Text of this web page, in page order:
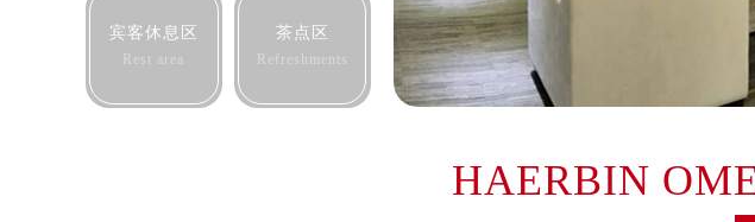
石家庄市长安区中山东路39号勒泰中心写字楼B座13层07室（需
西安市碑林区南关正街88号华侨城长安国际中心E座6楼10室（
海口市龙华区金贸东路5号海口华润大厦B座17层1707室（需提
唐山市路南区新华东道100号万达广场写字楼A座10层1002室
内蒙古自治区呼和浩特市玉泉区大学西街70号华润万象城写字
甘肃省兰州市七里河区西津西路16号兰州中心写字楼21层2102
宾客休息区
Rest area
茶点区
Refreshments
HAERBIN